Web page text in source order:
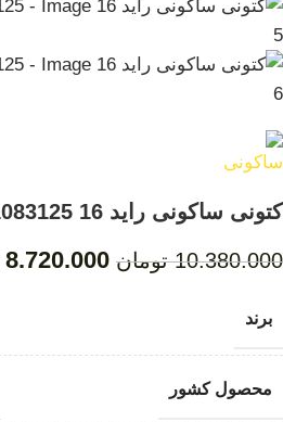
کتونی ساکونی راید 16 Saucony ride 16 S1083125
10.380.000 تومان 8.720.000
برند
محصول کشور